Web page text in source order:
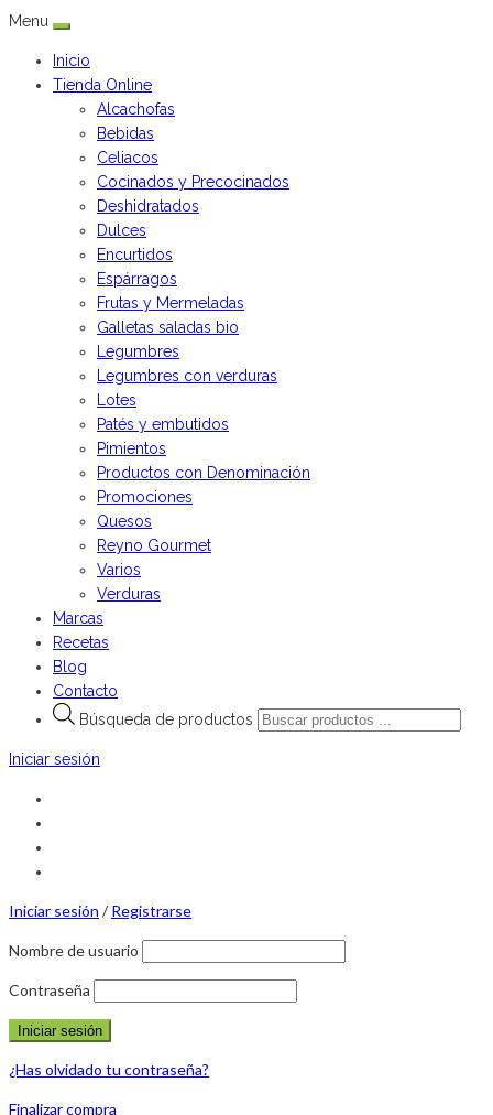
Menu
Inicio
Tienda Online
Alcachofas
Bebidas
Celiacos
Cocinados y Precocinados
Deshidratados
Dulces
Encurtidos
Espárragos
Frutas y Mermeladas
Galletas saladas bio
Legumbres
Legumbres con verduras
Lotes
Patés y embutidos
Pimientos
Productos con Denominación
Promociones
Quesos
Reyno Gourmet
Varios
Verduras
Marcas
Recetas
Blog
Contacto
Búsqueda de productos
Iniciar sesión
Iniciar sesión / Registrarse
Nombre de usuario
Contraseña
¿Has olvidado tu contraseña?
Finalizar compra